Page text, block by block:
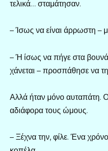
τελικά… σταμάτησαν.
– Ίσως να είναι άρρωστη –
– Ή ίσως να πήγε στα
χάνεται – προσπάθησε να
Αλλά ήταν μόνο αυταπάτη.
αδιάφορα τους ώμους.
– Ξέχνα την, φίλε. Ένα χρόνο